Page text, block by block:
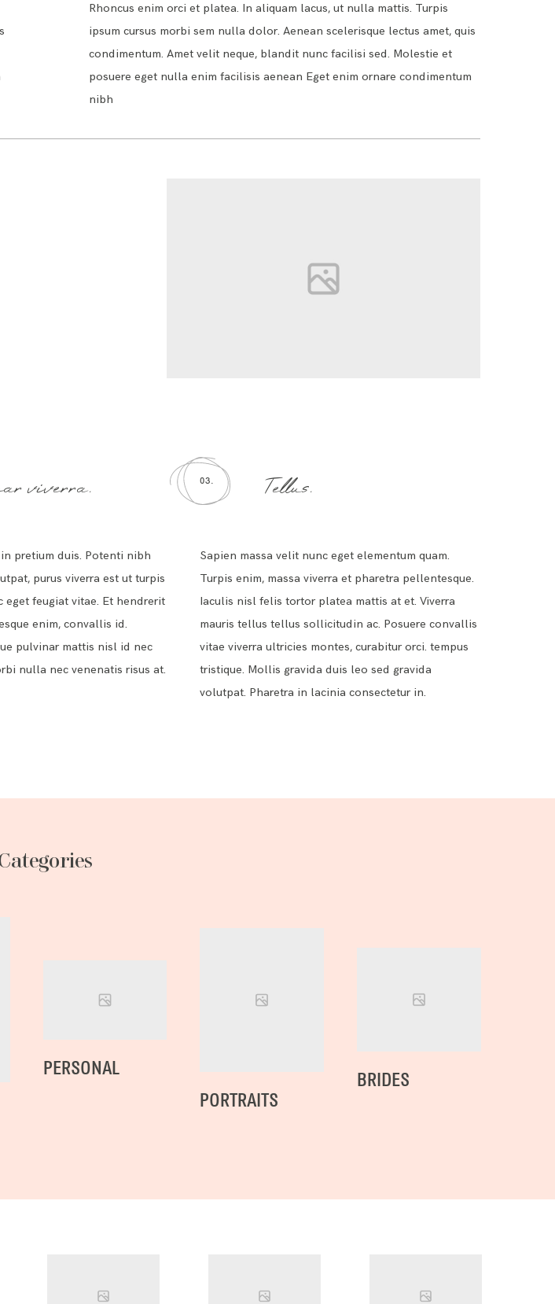
Rhoncus enim orci et platea. In aliquam lacus, ut nulla mattis. Turpis
ipsum cursus morbi sem nulla dolor. Aenean scelerisque lectus amet, quis
condimentum. Amet velit neque, blandit nunc facilisi sed. Molestie et
posuere eget nulla enim facilisis aenean Eget enim ornare condimentum
nibh
03. Tellus.
viverra.
pretium duis. Potenti nibh
purus viverra est ut turpis
eget feugiat vitae. Et hendrerit
enim, convallis id.
pulvinar mattis nisl id nec
nulla nec venenatis risus at.
Sapien massa velit nunc eget elementum quam.
Turpis enim, massa viverra et pharetra pellentesque.
Iaculis nisl felis tortor platea mattis at et. Viverra
mauris tellus tellus sollicitudin ac. Posuere convallis
vitae viverra ultricies montes, curabitur orci. tempus
tristique. Mollis gravida duis leo sed gravida
volutpat. Pharetra in lacinia consectetur in.
PERSONAL
BRIDES
PORTRAITS